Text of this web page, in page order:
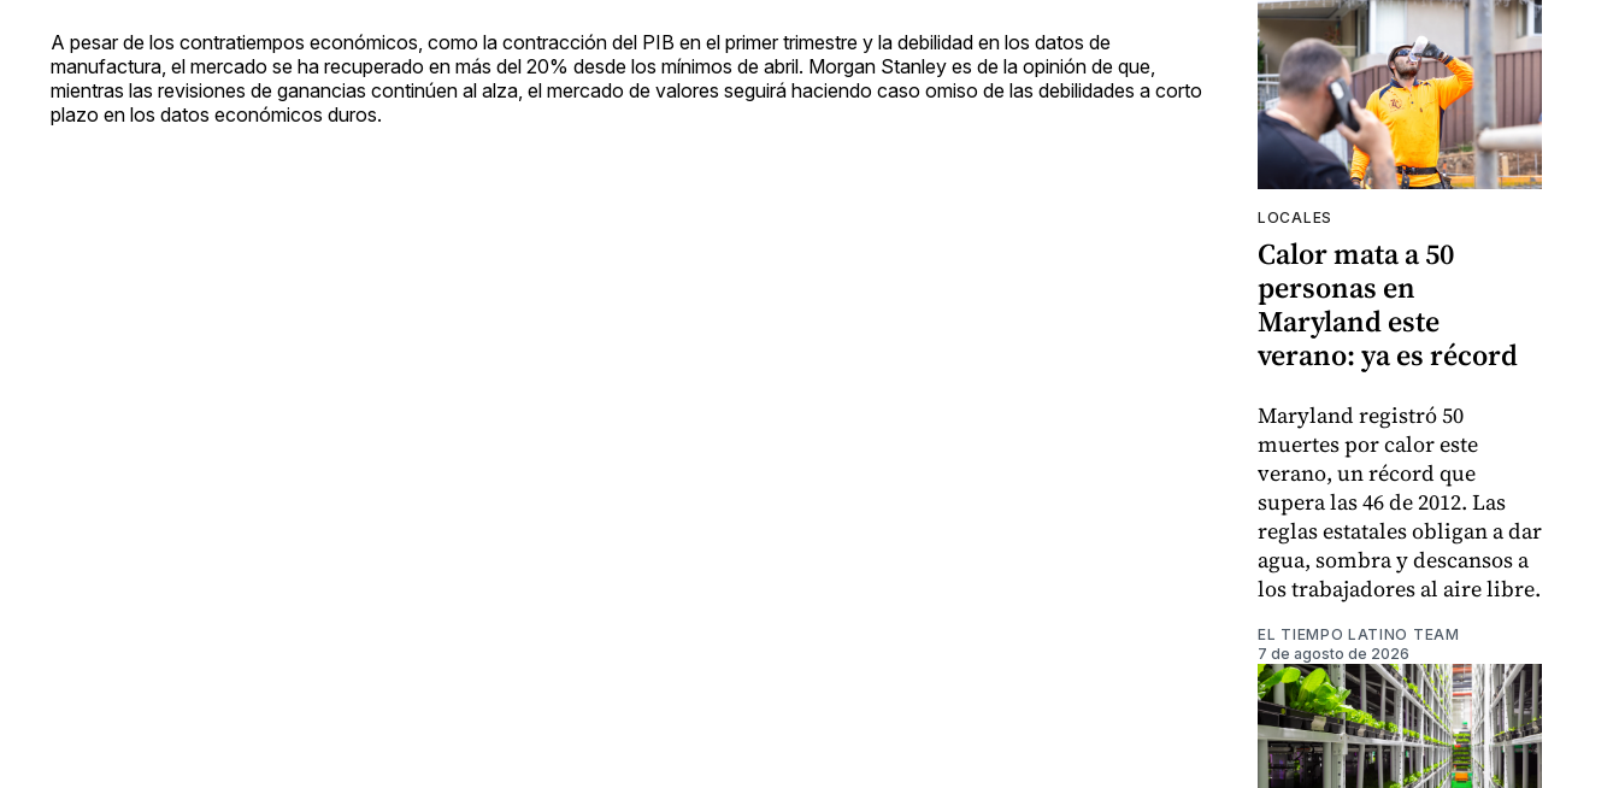
A pesar de los contratiempos económicos, como la contracción del PIB en el primer trimestre y la debilidad en los datos de
manufactura, el mercado se ha recuperado en más del 20% desde los mínimos de abril. Morgan Stanley es de la opinión de que,
mientras las revisiones de ganancias continúen al alza, el mercado de valores seguirá haciendo caso omiso de las debilidades a corto
plazo en los datos económicos duros.
LOCALES
Calor mata a 50
personas en
Maryland este
verano: ya es récord
Maryland registró 50
muertes por calor este
verano, un récord que
supera las 46 de 2012. Las
reglas estatales obligan a dar
agua, sombra y descansos a
los trabajadores al aire libre.
EL TIEMPO LATINO TEAM
7 de agosto de 2026